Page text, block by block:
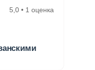
5,0 • 1 оценка